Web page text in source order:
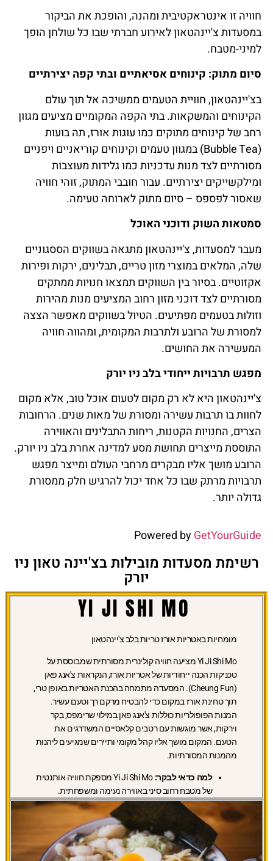
חוויה זו אינטראקטיבית ומהנה, והופכת את הביקור
במסעדות צ'יינהטאון לאירוע חברתי שבו כל שולחן הופך
למיני-מטבח.
סיום מתוק: קינוחים אסיאתיים ובתי קפה יצירתיים
בצ'יינהטאון, חוויית הטעמים ממשיכה אל תוך עולם
הקינוחים והמשקאות. בתי הקפה המקומיים מציעים מגוון
רחב של קינוחים מתוקים כמו עוגות אורז, תה בועות
(Bubble Tea) במגוון טעמים וקינוחים קוריאניים ויפניים
מסורתיים לצד מנות עדכניות כמו גלידות מעוצבות
ומילקשייקים יצירתיים. עבור חובבי המתוק, זוהי חוויה
שאסור לפספס – סיום מתוק לארוחה טעימה.
סמטאות השוק ודוכני האוכל
מעבר למסעדות, צ'יינהטאון מתגאה בשווקים הססגוניים
שלה, המלאים במוצרי מזון טריים, תבלינים, ירקות ופירות
אקזוטיים. בסיור בין השווקים תמצאו חנויות ממתקים
מסורתיים לצד דוכני מזון רחוב המציעים מנות מהירות
וזולות בטעמים מפתיעים. הטיול בשווקים מאפשר הצצה
למסורת של הרובע ולתרבות המקומית, ומהווה חוויה
המעשירה את החושים.
מפגש תרבויות ייחודי בלב ניו יורק
צ'יינהטאון היא לא רק מקום לטעום אוכל טוב, אלא מקום
לחוות בו תרבות עשירה ומסורת של מאות שנים. הרחובות
הצרים, החנויות הקטנות, ריחות התבלינים והאווירה
התוססת מייצרים תחושת מסע למדינה אחרת בלב ניו יורק.
הרובע מושך אליו מבקרים מרחבי העולם ומייצר מפגש
תרבויות מרתק שבו כל אחד יכול להרגיש חלק ממסורת
גדולה יותר.
Powered byGetYourGuide
רשימת מסעדות מובילות בצ'יינה טאון ניו
יורק
YI JI SHI MO
מומחיות באטריות אורז טריות בלב צ'יינהטאון
Yi Ji Shi Mo מציעה חוויה קולינרית מסורתית שמבוססת על
טכניקות הכנה ייחודיות של אטריות אורז, הנקראות צ'אנג פאן
(Cheung Fun). המסעדה מתמחה בהכנת האטריות באופן טרי,
תוך טחינת אורז במקום כדי להבטיח מרקם רך וטעם עשיר.
המנות הפופולריות כוללות צ'אנג פאן במילוי שרימפס, בקר
וירקות, אשר מוגשות עם רטבים קלאסיים המשדרגים את
הטעם. המקום מושך אליו קהל מקומי ותיירים שמגיעים ליהנות
מהמנות המסורתיות.
למה כדאי לבקר:
Yi Ji Shi Mo מספקת חוויה אותנטית
של מטבח רחוב סיני באווירה נעימה ומשפחתית.